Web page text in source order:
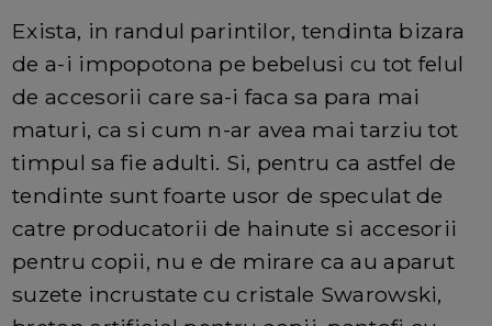
Exista, in randul parintilor, tendinta bizara
de a-i impopotona pe bebelusi cu tot felul
de accesorii care sa-i faca sa para mai
maturi, ca si cum n-ar avea mai tarziu tot
timpul sa fie adulti. Si, pentru ca astfel de
tendinte sunt foarte usor de speculat de
catre producatorii de hainute si accesorii
pentru copii, nu e de mirare ca au aparut
suzete incrustate cu cristale Swarowski,